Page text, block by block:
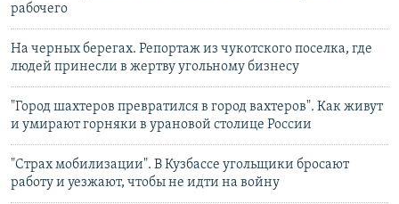
рабочего
На черных берегах. Репортаж из чукотского поселка, где
людей принесли в жертву угольному бизнесу
"Город шахтеров превратился в город вахтеров". Как живут
и умирают горняки в урановой столице России
"Страх мобилизации". В Кузбассе угольщики бросают
работу и уезжают, чтобы не идти на войну